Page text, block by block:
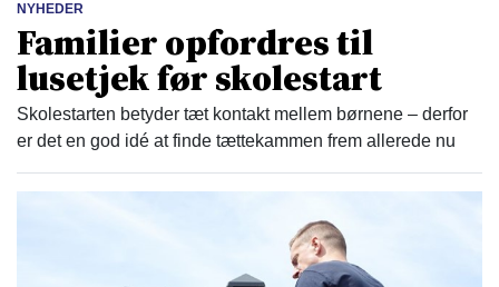
NYHEDER
Familier opfordres til
lusetjek før skolestart
Skolestarten betyder tæt kontakt mellem børnene – derfor
er det en god idé at finde tættekammen frem allerede nu